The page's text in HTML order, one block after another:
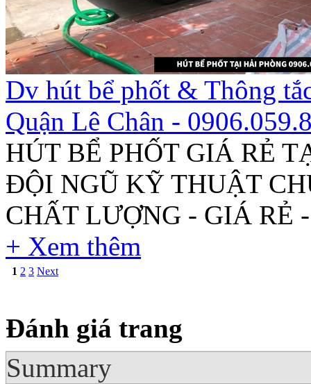
Dv hút bể phốt & Thông
Quận Lê Chân -
HÚT BỂ PHỐT GIÁ RẺ
ĐỘI NGŨ KỸ THUẬT
CHẤT LƯỢNG - GIÁ RẺ
+ Xem thêm
1 2 3 Next
Đánh giá trang
Summary